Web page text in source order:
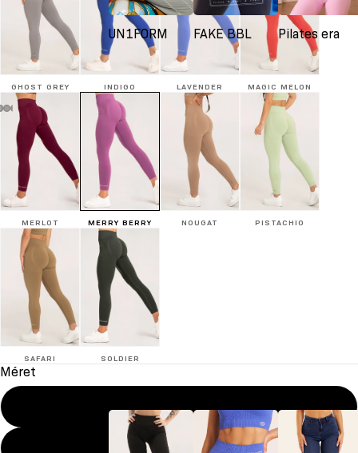
UN1FORM FAKE BBL Pilates era
GHOST GREY INDIGO LAVENDER MAGIC MELON
MERLOT MERRY BERRY NOUGAT PISTACHIO
SAFARI SOLDIER
Méret
XS